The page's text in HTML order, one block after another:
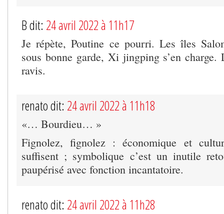
B dit: 24 avril 2022 à 11h17
Je répète, Poutine ce pourri. Les îles
sous bonne garde, Xi jingping s’en charge.
ravis.
renato dit: 24 avril 2022 à 11h18
«… Bourdieu… »
Fignolez, fignolez : économique et
suffisent ; symbolique c’est un inutile
paupérisé avec fonction incantatoire.
renato dit: 24 avril 2022 à 11h28